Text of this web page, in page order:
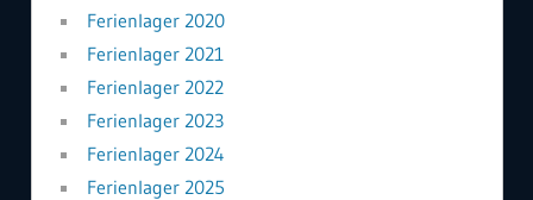
Ferienlager 2020
Ferienlager 2021
Ferienlager 2022
Ferienlager 2023
Ferienlager 2024
Ferienlager 2025